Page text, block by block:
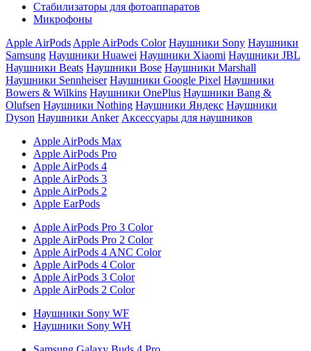
Стабилизаторы для фотоаппаратов
Микрофоны
Apple AirPods Apple AirPods Color Наушники Sony Наушники
Samsung Наушники Huawei Наушники Xiaomi Наушники JBL
Наушники Beats Наушники Bose Наушники Marshall
Наушники Sennheiser Наушники Google Pixel Наушники
Bowers & Wilkins Наушники OnePlus Наушники Bang &
Olufsen Наушники Nothing Наушники Яндекс Наушники
Dyson Наушники Anker Аксессуары для наушников
Apple AirPods Max
Apple AirPods Pro
Apple AirPods 4
Apple AirPods 3
Apple AirPods 2
Apple EarPods
Apple AirPods Pro 3 Color
Apple AirPods Pro 2 Color
Apple AirPods 4 ANC Color
Apple AirPods 4 Color
Apple AirPods 3 Color
Apple AirPods 2 Color
Наушники Sony WF
Наушники Sony WH